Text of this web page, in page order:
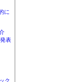
に
表
ク